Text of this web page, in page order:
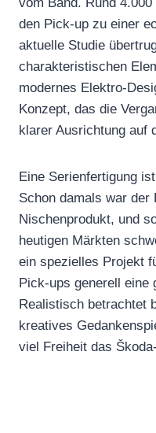
den Pick-up zu einer
aktuelle Studie
charakteristischen
modernes Elektro-
Konzept, das die
klarer Ausrichtung auf
Eine Serienfertigung
Schon damals war der
Nischenprodukt, und
heutigen Märkten
ein spezielles Projekt
Pick-ups generell eine
Realistisch betrachtet
kreatives
viel Freiheit das